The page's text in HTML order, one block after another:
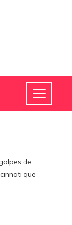
de
que